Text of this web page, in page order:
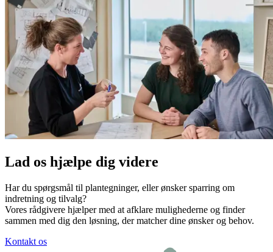
Lad os hjælpe dig videre
Har du spørgsmål til plantegninger, eller ønsker sparring om
indretning og tilvalg?
Vores rådgivere hjælper med at afklare mulighederne og finder
sammen med dig den løsning, der matcher dine ønsker og behov.
Kontakt os